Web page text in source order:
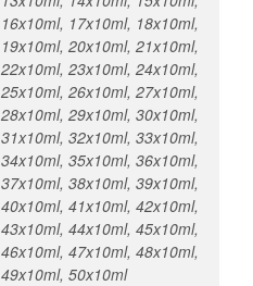
16x10ml, 17x10ml, 18x10ml,
19x10ml, 20x10ml, 21x10ml,
22x10ml, 23x10ml, 24x10ml,
25x10ml, 26x10ml, 27x10ml,
28x10ml, 29x10ml, 30x10ml,
31x10ml, 32x10ml, 33x10ml,
34x10ml, 35x10ml, 36x10ml,
37x10ml, 38x10ml, 39x10ml,
40x10ml, 41x10ml, 42x10ml,
43x10ml, 44x10ml, 45x10ml,
46x10ml, 47x10ml, 48x10ml,
49x10ml, 50x10ml